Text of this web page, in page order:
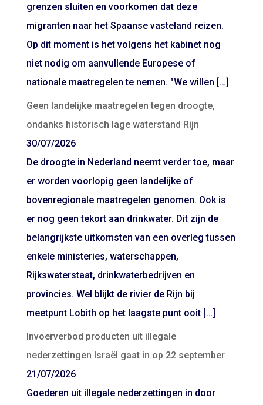
grenzen sluiten en voorkomen dat deze
migranten naar het Spaanse vasteland reizen.
Op dit moment is het volgens het kabinet nog
niet nodig om aanvullende Europese of
nationale maatregelen te nemen. "We willen […]
Geen landelijke maatregelen tegen droogte,
ondanks historisch lage waterstand Rijn
30/07/2026
De droogte in Nederland neemt verder toe, maar
er worden voorlopig geen landelijke of
bovenregionale maatregelen genomen. Ook is
er nog geen tekort aan drinkwater. Dit zijn de
belangrijkste uitkomsten van een overleg tussen
enkele ministeries, waterschappen,
Rijkswaterstaat, drinkwaterbedrijven en
provincies. Wel blijkt de rivier de Rijn bij
meetpunt Lobith op het laagste punt ooit […]
Invoerverbod producten uit illegale
nederzettingen Israël gaat in op 22 september
21/07/2026
Goederen uit illegale nederzettingen in door